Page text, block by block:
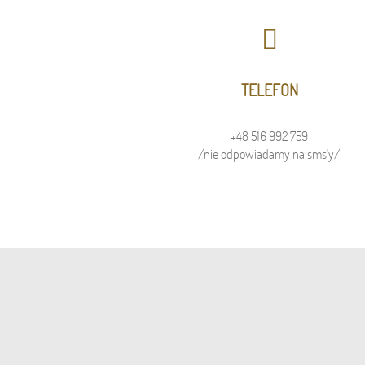
TELEFON
+48 516 992 759
/nie odpowiadamy na sms'y/